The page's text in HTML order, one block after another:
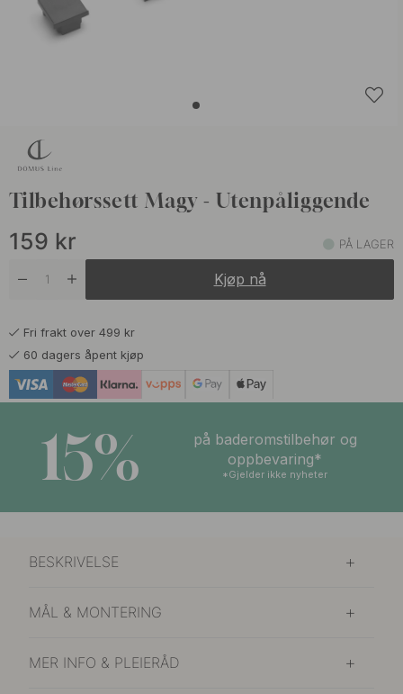
Tilbehørssett Magy - Utenpåliggende
159 kr PÅ LAGER
Kjøp nå
Fri frakt over 499 kr
60 dagers åpent kjøp
15%
på baderomstilbehør og
oppbevaring*
*Gjelder ikke nyheter
BESKRIVELSE
MÅL & MONTERING
MER INFO & PLEIERÅD